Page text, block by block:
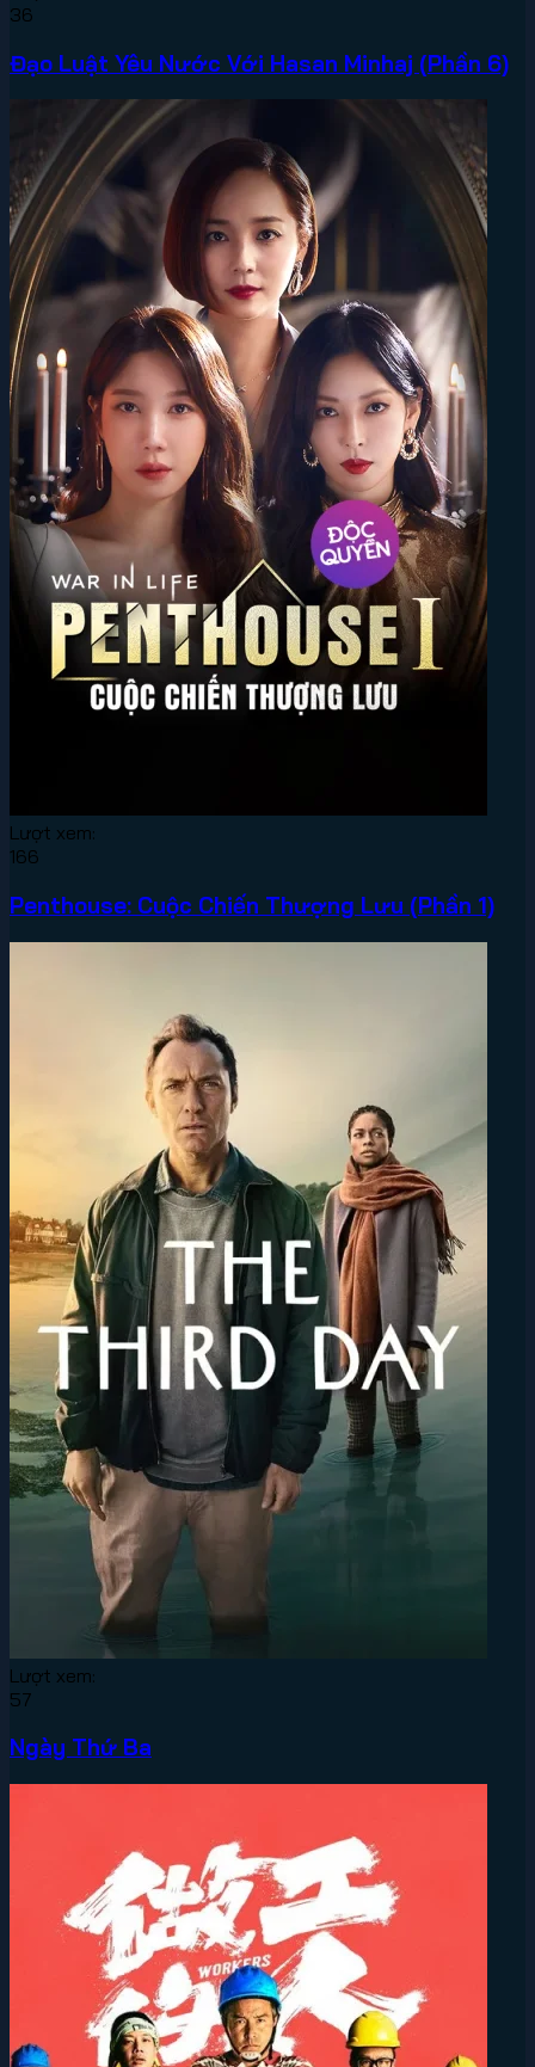
36
Đạo Luật Yêu Nước Với Hasan Minhaj (Phần 6)
Lượt xem:
166
Penthouse: Cuộc Chiến Thượng Lưu (Phần 1)
Lượt xem:
57
Ngày Thứ Ba